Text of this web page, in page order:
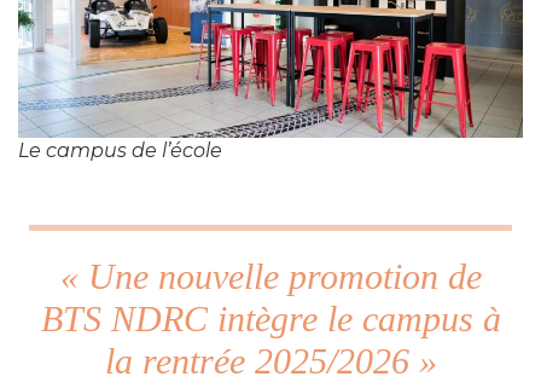
Le campus de l’école
« Une nouvelle promotion de
BTS NDRC intègre le campus à
la rentrée 2025/2026 »